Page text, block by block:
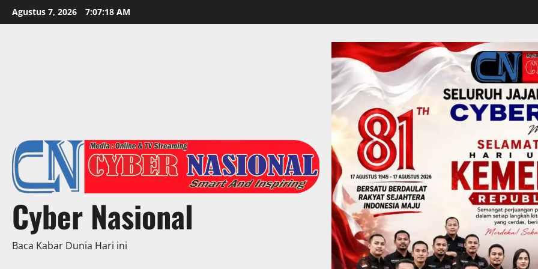
Skip
to
Agustus 7, 2026 7:07:21 AM
Cyber Nasional
Baca Kabar Dunia Hari ini